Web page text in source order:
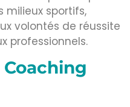
milieux sportifs,
volontés de réussite
professionnels.